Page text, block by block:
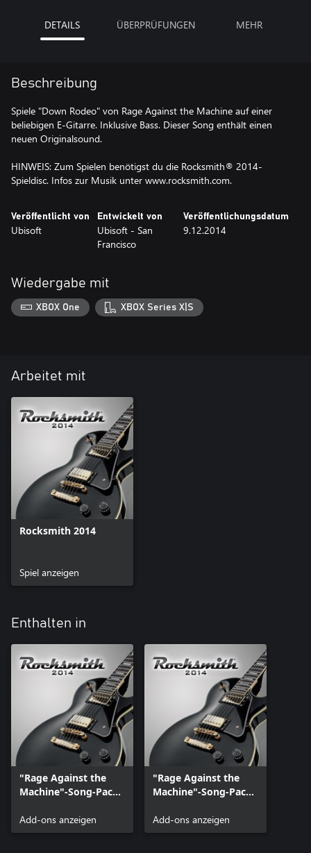
DETAILS ÜBERPRÜFUNGEN MEHR
Beschreibung
Spiele "Down Rodeo" von Rage Against the Machine auf einer
beliebigen E-Gitarre. Inklusive Bass. Dieser Song enthält einen
neuen Originalsound.
HINWEIS: Zum Spielen benötigst du die Rocksmith® 2014-
Spieldisc. Infos zur Musik unter www.rocksmith.com.
Veröffentlicht von
Ubisoft
Entwickelt von
Ubisoft - San
Francisco
Veröffentlichungsdatum
9.12.2014
Wiedergabe mit
XBOX One XBOX Series X|S
Arbeitet mit
Rocksmith 2014
Spiel anzeigen
Enthalten in
"Rage Against the
Machine"-Song-Pack
Add-ons anzeigen
"Rage Against the
Machine"-Song-Pack
Add-ons anzeigen